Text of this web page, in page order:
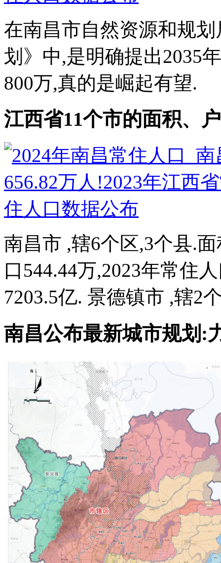
在南昌市自然资源和规
划》中,是明确提出2035
800万,真的是崛起有望.
江西省11个市的面积、
南昌市 ,辖6个区,3个县.
口544.44万,2023年常住
7203.5亿. 景德镇市 ,辖2
南昌公布最新城市规划: